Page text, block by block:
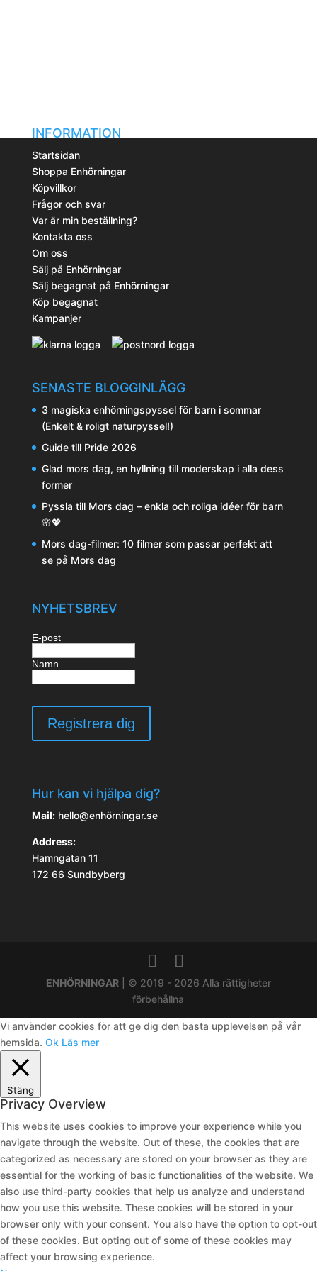
INFORMATION
Startsidan
Shoppa Enhörningar
Köpvillkor
Frågor och svar
Var är min beställning?
Kontakta oss
Om oss
Sälj på Enhörningar
Sälj begagnat på Enhörningar
Köp begagnat
Kampanjer
SENASTE BLOGGINLÄGG
3 magiska enhörningspyssel för barn i sommar
(Enkelt & roligt naturpyssel!)
Guide till Pride 2026
Glad mors dag, en hyllning till moderskap i alla dess
former
Pyssla till Mors dag – enkla och roliga idéer för barn
🌸💖
Mors dag-filmer: 10 filmer som passar perfekt att
se på Mors dag
NYHETSBREV
E-post
Namn
Hur kan vi hjälpa dig?
Mail:hello@enhörningar.se
Address:
Hamngatan 11
172 66 Sundbyberg
ENHÖRNINGAR| © 2019 - 2026 Alla rättigheter
förbehållna
Vi använder cookies för att ge dig den bästa upplevelsen på vår
hemsida. Ok Läs mer
Stäng
Privacy Overview
This website uses cookies to improve your experience while you
navigate through the website. Out of these, the cookies that are
categorized as necessary are stored on your browser as they are
essential for the working of basic functionalities of the website. We
also use third-party cookies that help us analyze and understand
how you use this website. These cookies will be stored in your
browser only with your consent. You also have the option to opt-out
of these cookies. But opting out of some of these cookies may
affect your browsing experience.